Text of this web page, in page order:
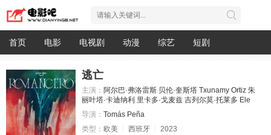
首页 电影 电视剧 动漫 综艺 短剧
逃亡
主演： 阿尔巴·弗洛雷斯 贝伦·奎斯塔 Txunamy Ortiz 朱
丽叶塔·卡迪纳利 里卡多·戈麦兹 吉列尔莫·托莱多 Ele
导演： Tomás Peña
类型： 欧美 西班牙
2023